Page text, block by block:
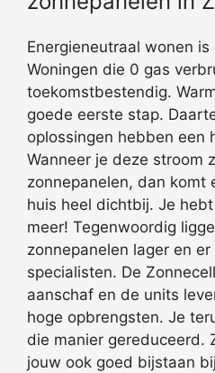
Energieneutraal wonen
Woningen die 0 gas
toekomstbestendig.
goede eerste stap.
oplossingen hebben een
Wanneer je deze stroom
zonnepanelen, dan komt
huis heel dichtbij. Je
meer! Tegenwoordig
zonnepanelen lager en
specialisten. De
aanschaf en de units
hoge opbrengsten. Je
die manier gereduceerd.
jouw ook goed bijstaan